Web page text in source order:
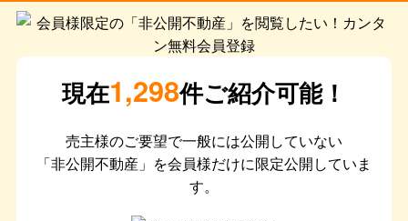
現在1,298件ご紹介可能！
売主様のご要望で一般には公開していない
「非公開不動産」を会員様だけに限定公開していま
す。